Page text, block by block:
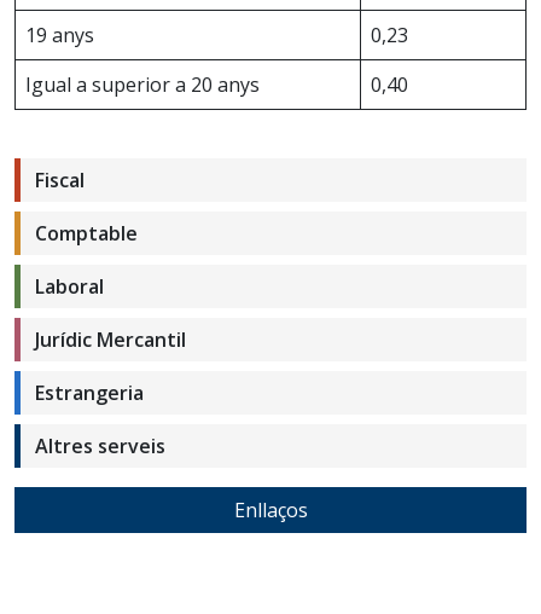
19 anys
0,23
Igual a superior a 20 anys
0,40
Fiscal
Comptable
Laboral
Jurídic Mercantil
Estrangeria
Altres serveis
Enllaços